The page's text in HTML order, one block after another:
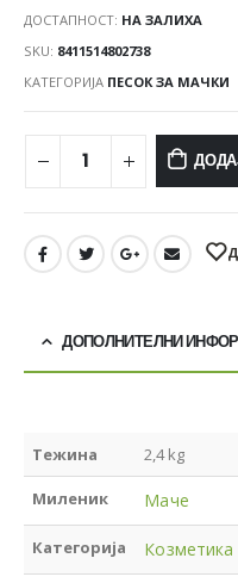
ДОСТАПНОСТ: НА ЗАЛИХА
SKU: 8411514802738
КАТЕГОРИЈА ПЕСОК ЗА МАЧКИ
ДОПОЛНИТЕЛНИ
Тежина 2,4 kg
Миленик Маче
Категорија Козметика